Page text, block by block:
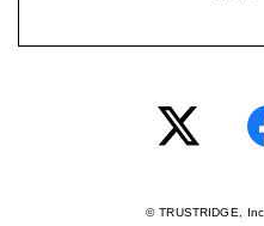
© TRUSTRIDGE,